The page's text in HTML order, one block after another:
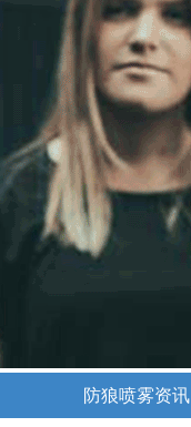
防狼喷雾资讯